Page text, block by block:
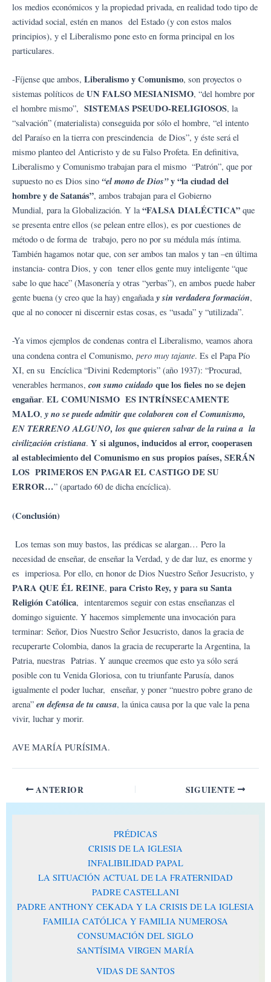
los medios económicos y la propiedad privada, en realidad todo tipo de
actividad social, estén en manos del Estado (y con estos malos
principios), y el Liberalismo pone esto en forma principal en los
particulares.
-Fíjense que ambos, Liberalismo y Comunismo, son proyectos o
sistemas políticos de UN FALSO MESIANISMO, “del hombre por
el hombre mismo”, SISTEMAS PSEUDO-RELIGIOSOS, la
“salvación” (materialista) conseguida por sólo el hombre, “el intento
del Paraíso en la tierra con prescindencia de Dios”, y éste será el
mismo planteo del Anticristo y de su Falso Profeta. En definitiva,
Liberalismo y Comunismo trabajan para el mismo “Patrón”, que por
supuesto no es Dios sino “el mono de Dios”y “la ciudad del
hombre y de Satanás”, ambos trabajan para el Gobierno
Mundial, para la Globalización. Y la“FALSA DIALÉCTICA” que
se presenta entre ellos (se pelean entre ellos), es por cuestiones de
método o de forma de trabajo, pero no por su médula más íntima.
También hagamos notar que, con ser ambos tan malos y tan –en última
instancia- contra Dios, y con tener ellos gente muy inteligente “que
sabe lo que hace” (Masonería y otras “yerbas”), en ambos puede haber
gente buena (y creo que la hay) engañaday sin verdadera formación,
que al no conocer ni discernir estas cosas, es “usada” y “utilizada”.
-Ya vimos ejemplos de condenas contra el Liberalismo, veamos ahora
una condena contra el Comunismo, pero muy tajante. Es el Papa Pío
XI, en su Encíclica “Divini Redemptoris” (año 1937): “Procurad,
venerables hermanos, con sumo cuidadoque los fielesno se dejen
engañar. EL COMUNISMO ES INTRÍNSECAMENTE
MALO, y no se puede admitir que colaboren con el Comunismo,
EN TERRENO ALGUNO, los que quieren salvar de la ruina a la
civilización cristiana. Y si algunos, inducidos al error, cooperasen
al establecimiento del Comunismoen sus propios países,SERÁN
LOS PRIMEROS EN PAGAR EL CASTIGO DE SU
ERROR…” (apartado 60 de dicha encíclica).
(Conclusión)
Los temas son muy bastos, las prédicas se alargan… Pero la
necesidad de enseñar, de enseñar la Verdad, y de dar luz, es enorme y
es imperiosa. Por ello, en honor de Dios Nuestro Señor Jesucristo, y
PARA QUE ÉL REINE, para Cristo Rey, y para su Santa
Religión Católica, intentaremos seguir con estas enseñanzas el
domingo siguiente. Y hacemos simplemente una invocación para
terminar: Señor, Dios Nuestro Señor Jesucristo, danos la gracia de
recuperarte Colombia, danos la gracia de recuperarte la Argentina, la
Patria, nuestras Patrias. Y aunque creemos que esto ya sólo será
posible con tu Venida Gloriosa, con tu triunfante Parusía, danos
igualmente el poder luchar, enseñar, y poner “nuestro pobre grano de
arena” en defensa de tu causa, la única causa por la que vale la pena
vivir, luchar y morir.
AVE MARÍA PURÍSIMA.
ANTERIOR SIGUIENTE
PRÉDICAS
CRISIS DE LA IGLESIA
INFALIBILIDAD PAPAL
LA SITUACIÓN ACTUAL DE LA FRATERNIDAD
PADRE CASTELLANI
PADRE ANTHONY CEKADA Y LA CRISIS DE LA IGLESIA
FAMILIA CATÓLICA Y FAMILIA NUMEROSA
CONSUMACIÓN DEL SIGLO
SANTÍSIMA VIRGEN MARÍA
VIDAS DE SANTOS